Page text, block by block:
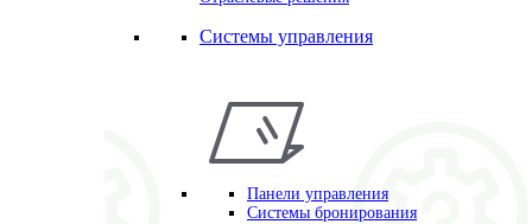
Системы управления
Панели управления
Системы бронирования